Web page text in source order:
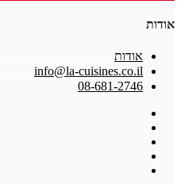
אודות
אודות
info@la-cuisines.co.il
08-681-2746